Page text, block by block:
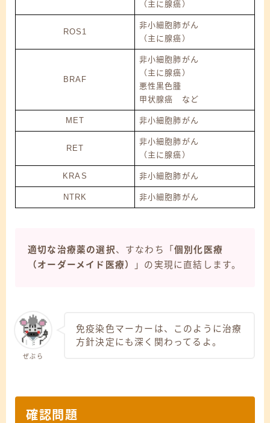
（主に腺癌）
ROS1
非小細胞肺がん
（主に腺癌）
BRAF
非小細胞肺がん
（主に腺癌）
悪性黒色腫
甲状腺癌 など
MET 非小細胞肺がん
RET
非小細胞肺がん
（主に腺癌）
KRAS 非小細胞肺がん
NTRK 非小細胞肺がん
適切な治療薬の選択、すなわち「個別化医療
（オーダーメイド医療）
」の実現に直結します。
ぜぶら
免疫染色マーカーは、このように治療
方針決定にも深く関わってるよ。
確認問題